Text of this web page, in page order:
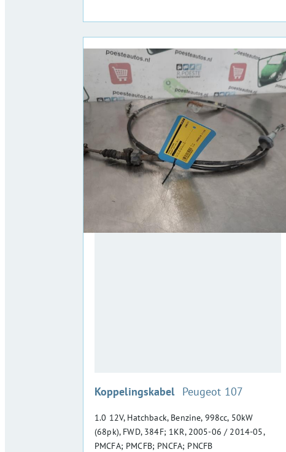
Koppelingskabel :Peugeot 107
1.0 12V, Hatchback, Benzine, 998cc, 50kW
(68pk), FWD, 384F; 1KR, 2005-06 / 2014-05,
PMCFA; PMCFB; PNCFA; PNCFB